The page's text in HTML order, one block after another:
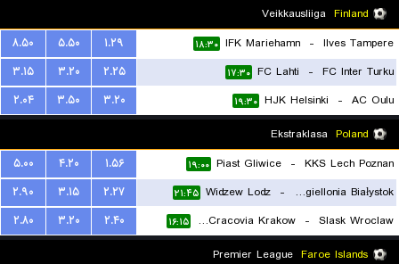
۱۷:۳۰Finland
Ilves Tampere
-
IFK Mariehamn ۱۸:۳۰ ۱.۲۹ ۵.۵۰
۸.۵۰
FC Inter Turku
-
FC Lahti ۱۷:۳۰ ۲.۲۵ ۳.۲۰
۳.۱۵
AC Oulu
-
HJK Helsinki ۱۹:۳۰ ۳.۲۰ ۳.۵۰
۲.۰۴
Poland
KKS Lech Poznan
-
Piast Gliwice ۱۹:۰۰ ۱.۵۶ ۴.۲۰
۵.۰۰
Jagiellonia Białystok
-
Widzew Lodz ۲۱:۴۵ ۲.۲۷ ۳.۱۵
۲.۹۰
Slask Wroclaw
-
MKS Cracovia Krakow ۱۶:۱۵ ۲.۴۰ ۳.۲۰
۲.۸۰
Faroe Islands